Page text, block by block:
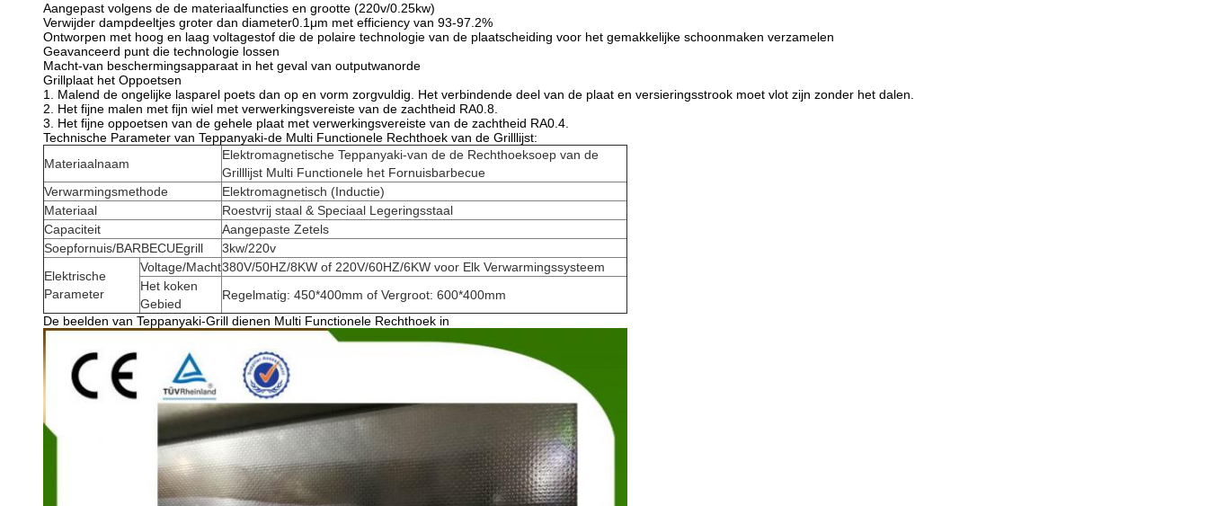
Aangepast volgens de de materiaalfuncties en grootte (220v/0.25kw)
Verwijder dampdeeltjes groter dan diameter0.1μm met efficiency van 93-97.2%
Ontworpen met hoog en laag voltagestof die de polaire technologie van de plaatscheiding voor het gemakkelijke schoonmaken verzamelen
Geavanceerd punt die technologie lossen
Macht-van beschermingsapparaat in het geval van outputwanorde
Grillplaat het Oppoetsen
1. Malend de ongelijke lasparel poets dan op en vorm zorgvuldig. Het verbindende deel van de plaat en versieringsstrook moet vlot zijn zonder het dalen.
2. Het fijne malen met fijn wiel met verwerkingsvereiste van de zachtheid RA0.8.
3. Het fijne oppoetsen van de gehele plaat met verwerkingsvereiste van de zachtheid RA0.4.
Technische Parameter van Teppanyaki-de Multi Functionele Rechthoek van de Grilllijst:
Materiaalnaam
Elektromagnetische Teppanyaki-van de de Rechthoeksoep van de
Grilllijst Multi Functionele het Fornuisbarbecue
Verwarmingsmethode
Elektromagnetisch (Inductie)
Materiaal
Roestvrij staal & Speciaal Legeringsstaal
Capaciteit
Aangepaste Zetels
Soepfornuis/BARBECUEgrill
3kw/220v
Elektrische
Parameter
Voltage/Macht380V/50HZ/8KW of 220V/60HZ/6KW voor Elk Verwarmingssysteem
Het koken
Gebied
Regelmatig: 450*400mm of Vergroot: 600*400mm
De beelden van Teppanyaki-Grill dienen Multi Functionele Rechthoek in